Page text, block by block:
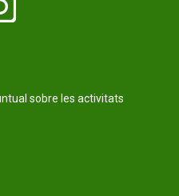
sobre les activitats